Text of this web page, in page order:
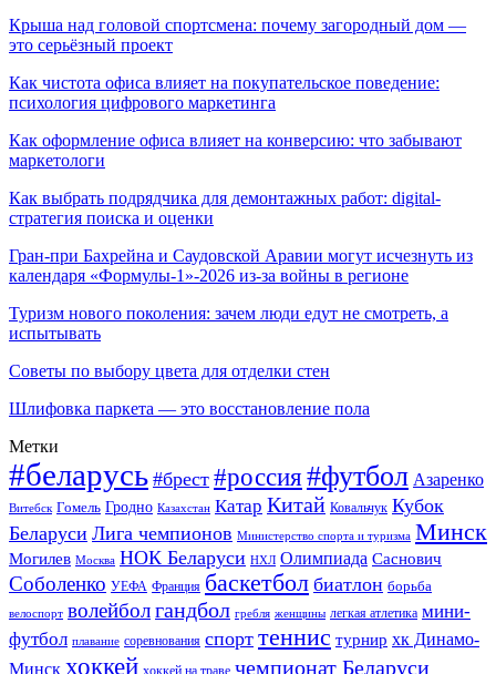
Крыша над головой спортсмена: почему загородный дом —
это серьёзный проект
Как чистота офиса влияет на покупательское поведение:
психология цифрового маркетинга
Как оформление офиса влияет на конверсию: что забывают
маркетологи
Как выбрать подрядчика для демонтажных работ: digital-
стратегия поиска и оценки
Гран-при Бахрейна и Саудовской Аравии могут исчезнуть из
календаря «Формулы-1»-2026 из-за войны в регионе
Туризм нового поколения: зачем люди едут не смотреть, а
испытывать
Советы по выбору цвета для отделки стен
Шлифовка паркета — это восстановление пола
Метки
#беларусь #брест #россия#футбол Азаренко
Витебск Гомель Гродно Казахстан Катар Китай Ковальчук Кубок
Беларуси Лига чемпионов Министерство спорта и туризма Минск
Могилев Москва НОК Беларуси НХЛ Олимпиада Саснович
Соболенко УЕФА Франция баскетбол биатлон борьба
велоспорт волейболгандбол гребля женщины легкая атлетика мини-
футбол плавание соревнования спорт теннис турнир хк Динамо-
Минск хоккей хоккей на траве чемпионат Беларуси